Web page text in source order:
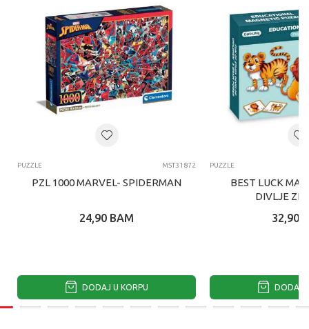
PUZZLE MST31872
PZL 1000 MARVEL- SPIDERMAN
24,90 BAM
DODAJ U KORPU
PUZZLE
BEST LUCK
DIVLJE
32,90
DODAJ